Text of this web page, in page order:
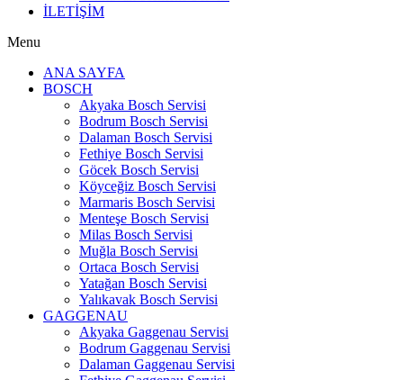
İLETİŞİM
Menu
ANA SAYFA
BOSCH
Akyaka Bosch Servisi
Bodrum Bosch Servisi
Dalaman Bosch Servisi
Fethiye Bosch Servisi
Göcek Bosch Servisi
Köyceğiz Bosch Servisi
Marmaris Bosch Servisi
Menteşe Bosch Servisi
Milas Bosch Servisi
Muğla Bosch Servisi
Ortaca Bosch Servisi
Yatağan Bosch Servisi
Yalıkavak Bosch Servisi
GAGGENAU
Akyaka Gaggenau Servisi
Bodrum Gaggenau Servisi
Dalaman Gaggenau Servisi